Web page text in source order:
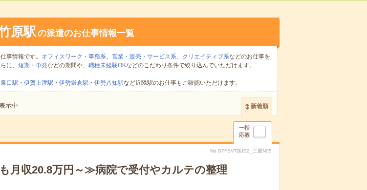
原駅の派遣のお仕事情報一覧
事情報です。 オフィスワーク・事務系、 営業・販売・サービス系、 クリエイティブ系などのお仕事を
に、 短期 ・ 単発などの期間や、 職種未経験OKなどのこだわり条件で絞り込んでいただけます。
口駅 ・ 伊賀上津駅 ・ 伊勢鎌倉駅 ・ 伊勢八知駅など近隣駅のお仕事もご確認いただけます。
示中 新着順
一括
応募
No.STFSVT医IS2_三重N05
月収20.8万円～≫病院で受付やカルテの整理